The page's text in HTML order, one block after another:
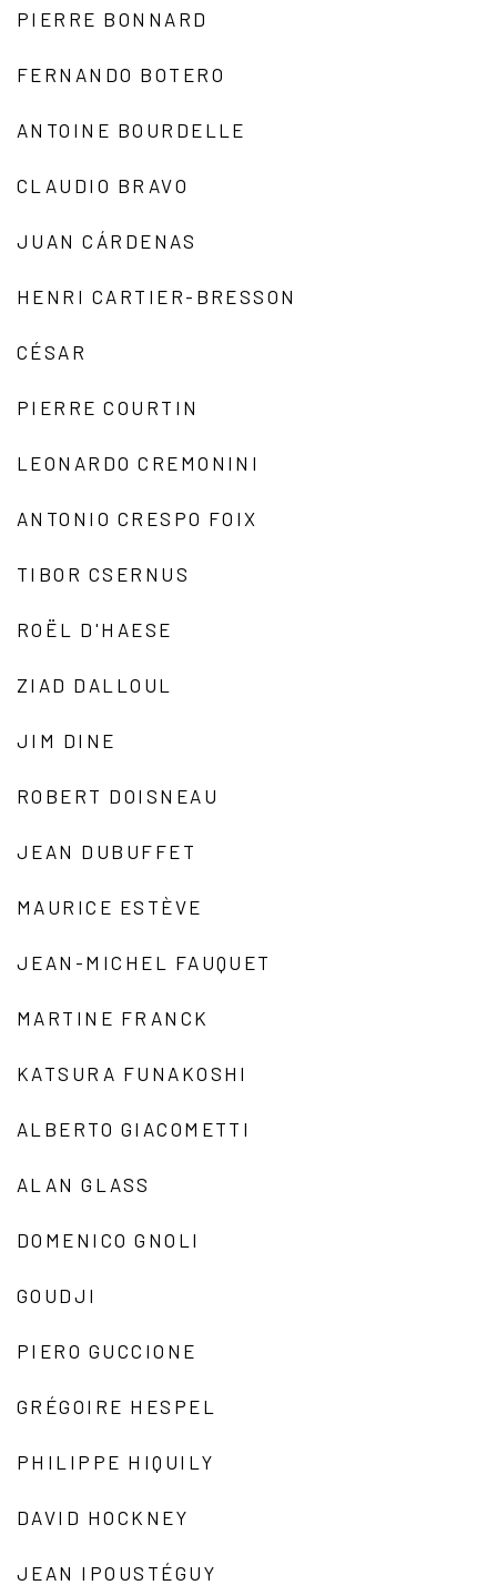
PIERRE BONNARD
FERNANDO BOTERO
ANTOINE BOURDELLE
CLAUDIO BRAVO
JUAN CÁRDENAS
HENRI CARTIER-BRESSON
CÉSAR
PIERRE COURTIN
LEONARDO CREMONINI
ANTONIO CRESPO FOIX
TIBOR CSERNUS
ROËL D'HAESE
ZIAD DALLOUL
JIM DINE
ROBERT DOISNEAU
JEAN DUBUFFET
MAURICE ESTÈVE
JEAN-MICHEL FAUQUET
MARTINE FRANCK
KATSURA FUNAKOSHI
ALBERTO GIACOMETTI
ALAN GLASS
DOMENICO GNOLI
GOUDJI
PIERO GUCCIONE
GRÉGOIRE HESPEL
PHILIPPE HIQUILY
DAVID HOCKNEY
JEAN IPOUSTÉGUY